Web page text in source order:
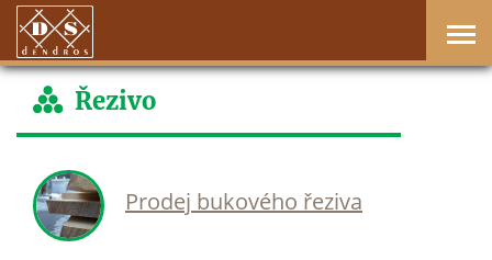
Řezivo
Prodej bukového řeziva